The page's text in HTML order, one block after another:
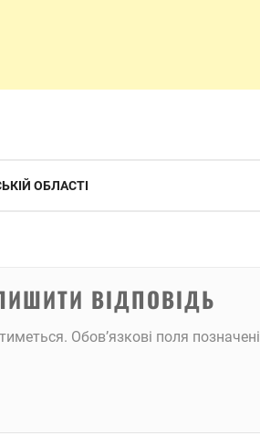
ОБЛАСТІ
ВІДПОВІДЬ
Обов’язкові поля позначені